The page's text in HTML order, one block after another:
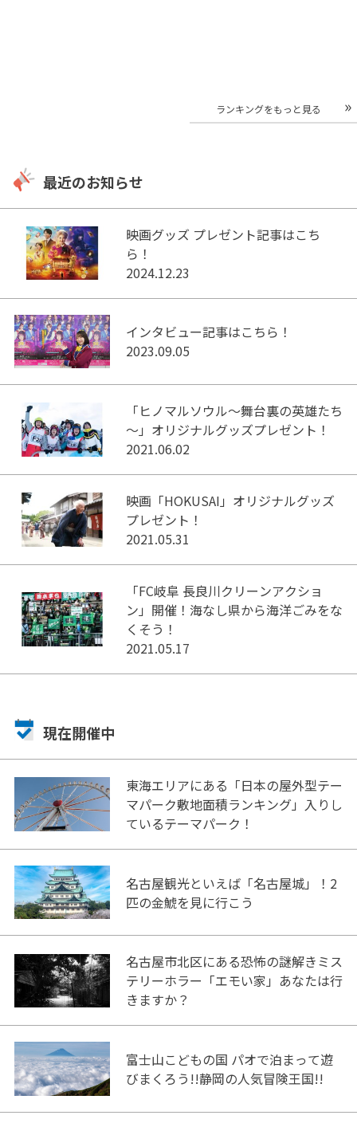
ランキングをもっと見る
最近のお知らせ
映画グッズ プレゼント記事はこち
ら！
2024.12.23
インタビュー記事はこちら！
2023.09.05
「ヒノマルソウル～舞台裏の英雄たち
～」オリジナルグッズプレゼント！
2021.06.02
映画「HOKUSAI」オリジナルグッズ
プレゼント！
2021.05.31
「FC岐阜 長良川クリーンアクショ
ン」開催！海なし県から海洋ごみをな
くそう！
2021.05.17
現在開催中
東海エリアにある「日本の屋外型テー
マパーク敷地面積ランキング」入りし
ているテーマパーク！
名古屋観光といえば「名古屋城」！2
匹の金鯱を見に行こう
名古屋市北区にある恐怖の謎解きミス
テリーホラー「エモい家」あなたは行
きますか？
富士山こどもの国 パオで泊まって遊
びまくろう!!静岡の人気冒険王国!!